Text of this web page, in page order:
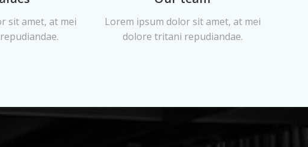
sit amet, at mei
Lorem ipsum dolor sit amet, at mei
dolore tritani repudiandae.